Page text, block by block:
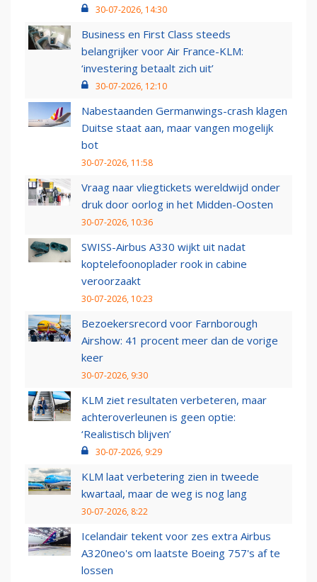
30-07-2026, 14:30
Business en First Class steeds
belangrijker voor Air France-KLM:
‘investering betaalt zich uit’
30-07-2026, 12:10
Nabestaanden Germanwings-crash klagen
Duitse staat aan, maar vangen mogelijk
bot
30-07-2026, 11:58
Vraag naar vliegtickets wereldwijd onder
druk door oorlog in het Midden-Oosten
30-07-2026, 10:36
SWISS-Airbus A330 wijkt uit nadat
koptelefoonoplader rook in cabine
veroorzaakt
30-07-2026, 10:23
Bezoekersrecord voor Farnborough
Airshow: 41 procent meer dan de vorige
keer
30-07-2026, 9:30
KLM ziet resultaten verbeteren, maar
achteroverleunen is geen optie:
‘Realistisch blijven’
30-07-2026, 9:29
KLM laat verbetering zien in tweede
kwartaal, maar de weg is nog lang
30-07-2026, 8:22
Icelandair tekent voor zes extra Airbus
A320neo's om laatste Boeing 757's af te
lossen